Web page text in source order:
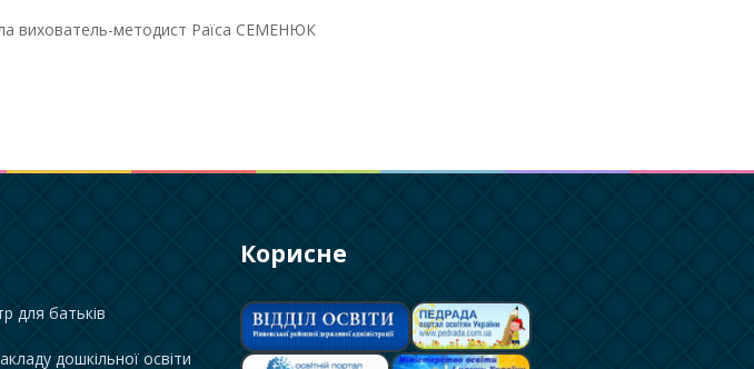
вихователь-методист Раїса СЕМЕНЮК
для батьків
дошкільної освіти
Корисне